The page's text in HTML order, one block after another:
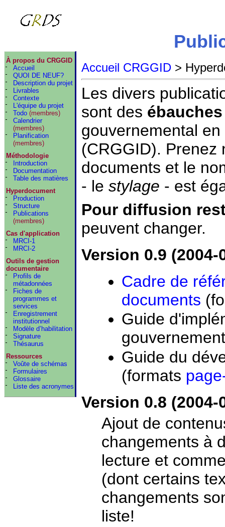
À propos du CRGGID
Accueil
QUOI DE NEUF?
Description du projet
Livrables
Contexte
L'équipe du projet
Todo (membres)
Calendrier
(membres)
Planification
(membres)
Méthodologie
Introduction
Documentation
Table des matières
Hyperdocument
Production
Structure
Publications
(membres)
Cas d'application
MRCI-1
MRCI-2
Outils de gestion
documentaire
Profils de
métadonnées
Fiches de
programmes et
services
Enregistrement
institutionnel
Modèle d’habilitation
Signature
Thésaurus
Ressources
Voûte de schémas
Formulaires
Glossaire
Liste des acronymes
Accueil CRGGID >
Les divers
sont des ébauches
gouvernemental
(CRGGID). Prenez
documents et le
- lestylage - est
Pour diffusion
peuvent changer.
Version 0.9 (2004-
Cadre de
documents
Guide
Guide du
(formats
Version 0.8 (2004-
Ajout de
changements à
lecture et
(dont certains
changements
liste!